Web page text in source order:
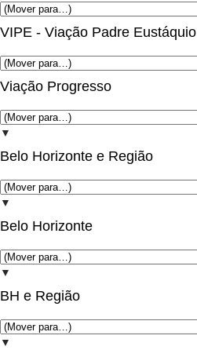
VIPE - Viação Padre Eustáquio
Viação Progresso
▼
Belo Horizonte e Região
▼
Belo Horizonte
▼
BH e Região
▼